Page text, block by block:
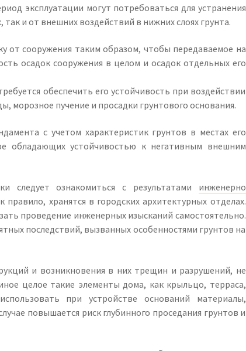
эксплуатации могут потребоваться для устранения
и от внешних воздействий в нижних слоях грунта.
от сооружения таким образом, чтобы передаваемое на
осадок сооружения в целом и осадок отдельных его
обеспечить его устойчивость при воздействии
морозное пучение и просадки грунтового основания.
с учетом характеристик грунтов в местах его
обладающих устойчивостью к негативным внешним
следует ознакомиться с результатами инженерно
правило, хранятся в городских архитектурных отделах.
проведение инженерных изысканий самостоятельно.
последствий, вызванных особенностями грунтов на
и возникновения в них трещин и разрушений, не
целое такие элементы дома, как крыльцо, терраса,
при устройстве оснований материалы,
повышается риск глубинного проседания грунтов и